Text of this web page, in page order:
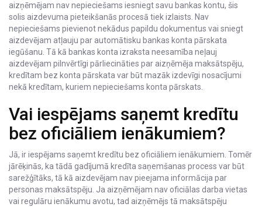
aizņēmējam nav nepieciešams iesniegt savu bankas kontu, šis
solis aizdevuma pieteikšanās procesā tiek izlaists. Nav
nepieciešams pievienot nekādus papildu dokumentus vai sniegt
aizdevējam atļauju par automātisku bankas konta pārskata
iegūšanu. Tā kā bankas konta izraksta neesamība neļauj
aizdevējam pilnvērtīgi pārliecināties par aizņēmēja maksātspēju,
kredītam bez konta pārskata var būt mazāk izdevīgi nosacījumi
nekā kredītam, kuriem nepieciešams konta pārskats.
Vai iespējams saņemt kredītu
bez oficiāliem ienākumiem?
Jā, ir iespējams saņemt kredītu bez oficiāliem ienākumiem. Tomēr
jārēķinās, ka tādā gadījumā kredīta saņemšanas process var būt
sarežģītāks, tā kā aizdevējam nav pieejama informācija par
personas maksātspēju. Ja aizņēmējam nav oficiālas darba vietas
vai regulāru ienākumu avotu, tad aizņēmējs tā maksātspēju